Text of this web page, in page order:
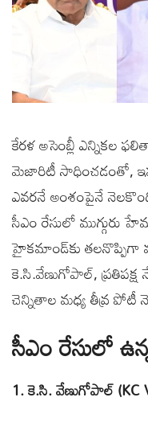
కేరళ అసెంబ్లీ ఎన్నికల
మెజారిటీ సాధించడంతో,
ఎవరనే అంశంపైనే
సీఎం రేసులో
హైకమాండ్‌కు తలనొప్పిగా
కె.సి.వేణుగోపాల్,
చెన్నితాల మధ్య తీవ్ర పోటీ
సీఎం రేసులో
1. కె.సి. వేణుగోపాల్ (KC